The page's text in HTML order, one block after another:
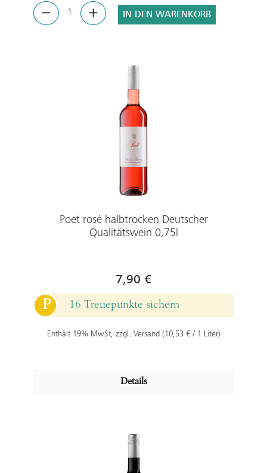
IN DEN WARENKORB
Poet rosé halbtrocken Deutscher
Qualitätswein 0,75l
7,90 €
P
16 Treuepunkte sichern
Enthält 19% MwSt, zzgl. Versand (10,53 € / 1 Liter)
Details